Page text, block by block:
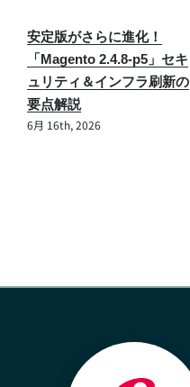
安定版がさらに進化！
「Magento 2.4.8-p5」セキ
ュリティ＆インフラ刷新の
要点解説
6月 16th, 2026